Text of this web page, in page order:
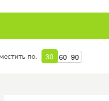
по: 30 60 90